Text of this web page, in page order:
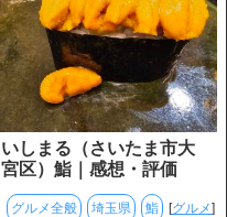
いしまる（さいたま市大
宮区）鮨｜感想・評価
グルメ全般 埼玉県 鮨 [グルメ]